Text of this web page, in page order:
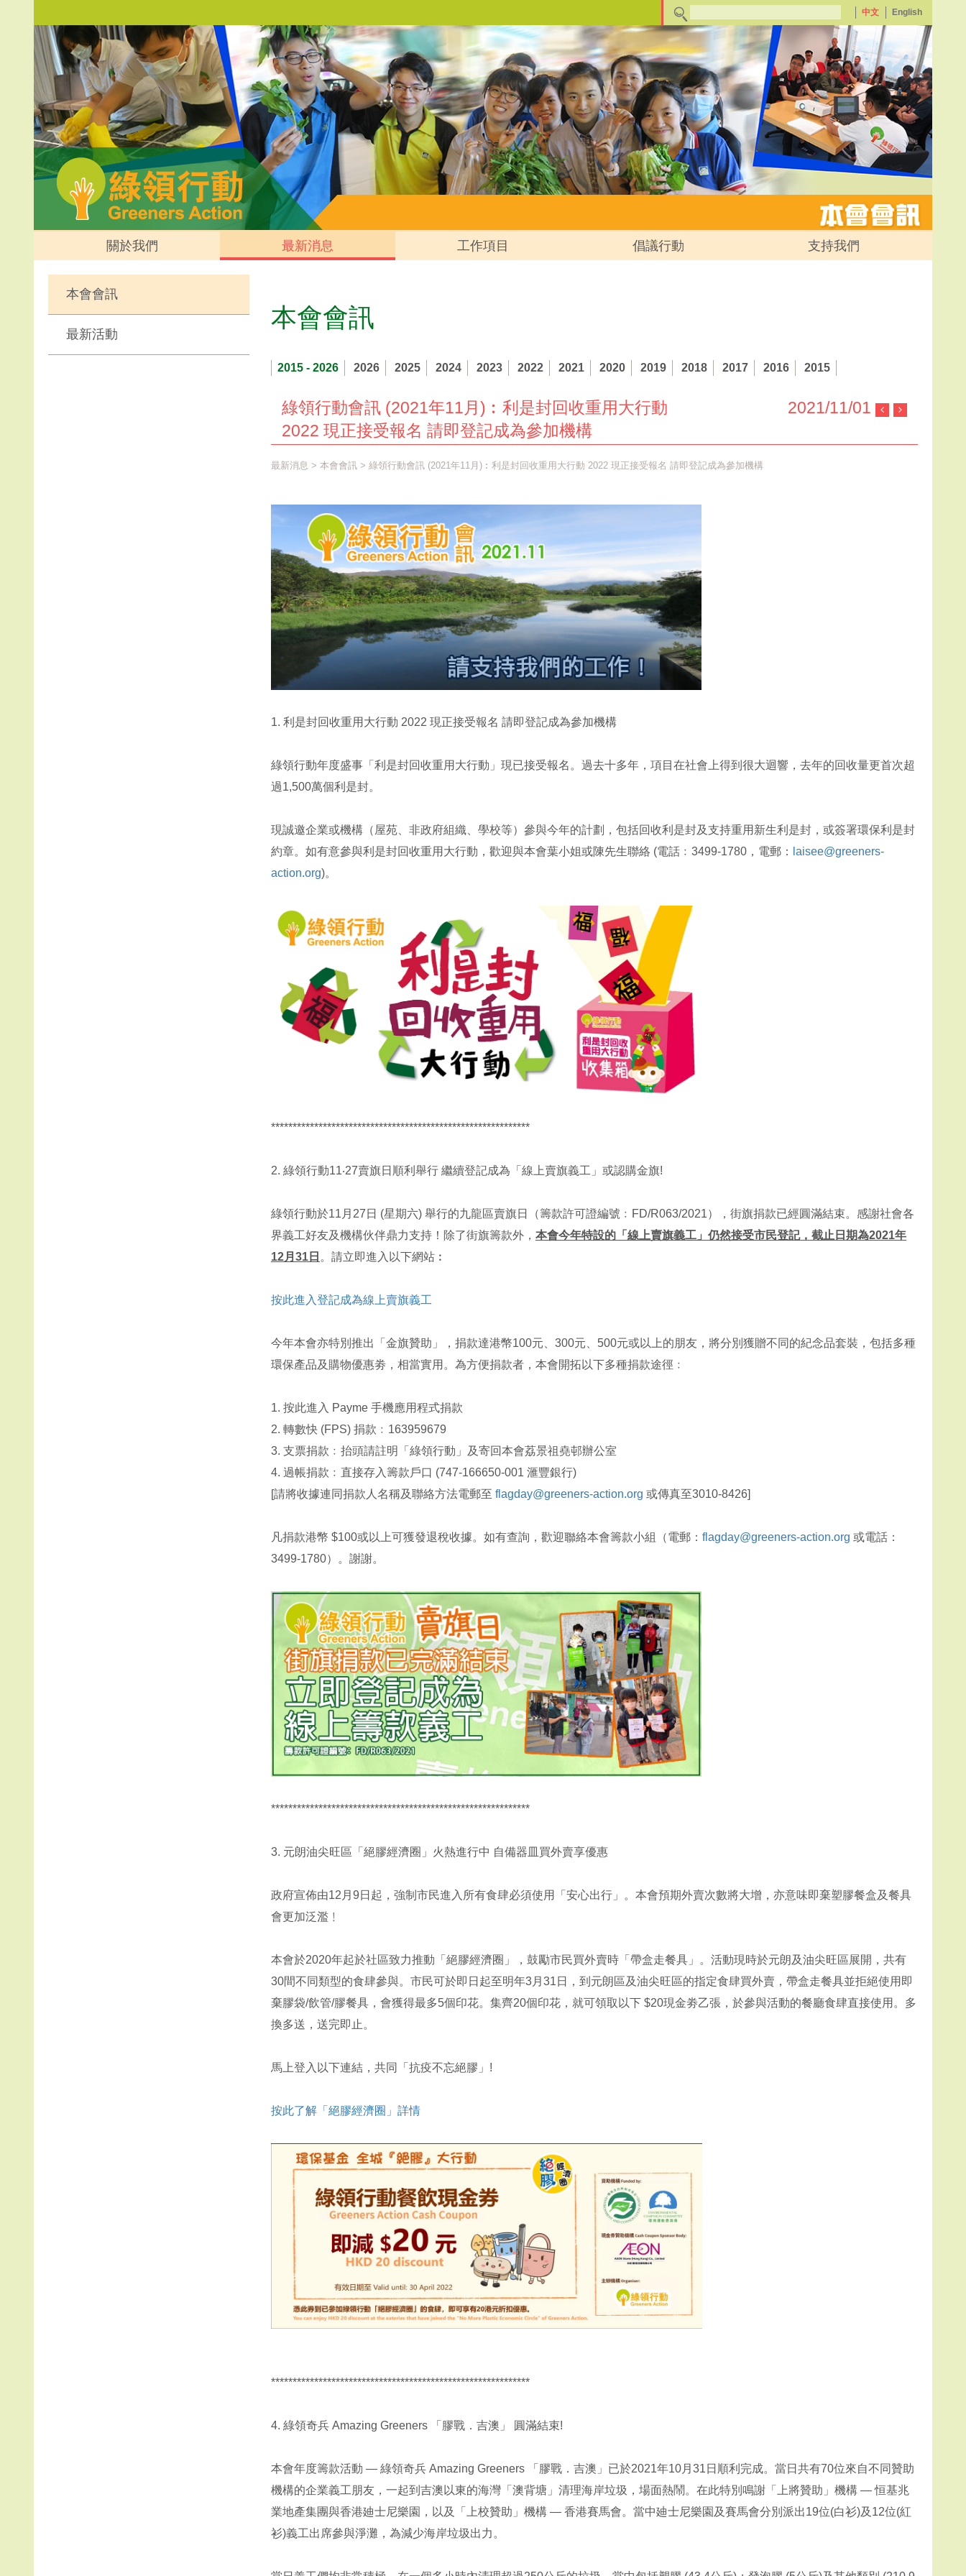
中文 English
關於我們 最新消息 工作項目 倡議行動 支持我們
本會會訊
最新活動
本會會訊
2015 - 2026 2026 2025 2024 2023 2022 2021 2020 2019 2018 2017 2016 2015
綠領行動會訊 (2021年11月)︰利是封回收重用大行動
2022 現正接受報名 請即登記成為參加機構
2021/11/01
最新消息 > 本會會訊 > 綠領行動會訊 (2021年11月)︰利是封回收重用大行動 2022 現正接受報名 請即登記成為參加機構
1. 利是封回收重用大行動 2022 現正接受報名 請即登記成為參加機構
綠領行動年度盛事「利是封回收重用大行動」現已接受報名。過去十多年，項目在社會上得到很大迴響，去年的回收量更首次超
過1,500萬個利是封。
現誠邀企業或機構（屋苑、非政府組織、學校等）參與今年的計劃，包括回收利是封及支持重用新生利是封，或簽署環保利是封
約章。如有意參與利是封回收重用大行動，歡迎與本會葉小姐或陳先生聯絡 (電話﹕3499-1780，電郵：
laisee@greeners-
action.org)。
************************************************************
2. 綠領行動11‧27賣旗日順利舉行 繼續登記成為「線上賣旗義工」或認購金旗!
綠領行動於11月27日 (星期六) 舉行的九龍區賣旗日（籌款許可證編號﹕FD/R063/2021），街旗捐款已經圓滿結束。感謝社會各
界義工好友及機構伙伴鼎力支持！除了街旗籌款外， 本會今年特設的「線上賣旗義工」仍然接受市民登記，截止日期為2021年
12月31日 。請立即進入以下網站︰
按此進入登記成為線上賣旗義工
今年本會亦特別推出「金旗贊助」，捐款達港幣100元、300元、500元或以上的朋友，將分別獲贈不同的紀念品套裝，包括多種
環保產品及購物優惠劵，相當實用。為方便捐款者，本會開拓以下多種捐款途徑﹕
1. 按此進入 Payme 手機應用程式捐款
2. 轉數快 (FPS) 捐款﹕163959679
3. 支票捐款﹕抬頭請註明「綠領行動」及寄回本會荔景祖堯邨辦公室
4. 過帳捐款﹕直接存入籌款戶口 (747-166650-001 滙豐銀行)
[請將收據連同捐款人名稱及聯絡方法電郵至 flagday@greeners-action.org 或傳真至3010-8426]
凡捐款港幣 $100或以上可獲發退稅收據。如有查詢，歡迎聯絡本會籌款小組（電郵： flagday@greeners-action.org 或電話：
3499-1780）。謝謝。
************************************************************
3. 元朗油尖旺區「絕膠經濟圈」火熱進行中 自備器皿買外賣享優惠
政府宣佈由12月9日起，強制市民進入所有食肆必須使用「安心出行」。本會預期外賣次數將大增，亦意味即棄塑膠餐盒及餐具
會更加泛濫﹗
本會於2020年起於社區致力推動「絕膠經濟圈」，鼓勵市民買外賣時「帶盒走餐具」。活動現時於元朗及油尖旺區展開，共有
30間不同類型的食肆參與。市民可於即日起至明年3月31日，到元朗區及油尖旺區的指定食肆買外賣，帶盒走餐具並拒絕使用即
棄膠袋/飲管/膠餐具，會獲得最多5個印花。集齊20個印花，就可領取以下 $20現金劵乙張，於參與活動的餐廳食肆直接使用。多
換多送，送完即止。
馬上登入以下連結，共同「抗疫不忘絕膠」!
按此了解「絕膠經濟圈」詳情
************************************************************
4. 綠領奇兵 Amazing Greeners 「膠戰．吉澳」 圓滿結束!
本會年度籌款活動 — 綠領奇兵 Amazing Greeners 「膠戰．吉澳」已於2021年10月31日順利完成。當日共有70位來自不同贊助
機構的企業義工朋友，一起到吉澳以東的海灣「澳背塘」清理海岸垃圾，場面熱鬧。在此特別鳴謝「上將贊助」機構 — 恒基兆
業地產集團與香港廸士尼樂園，以及「上校贊助」機構 — 香港賽馬會。當中廸士尼樂園及賽馬會分別派出19位(白衫)及12位(紅
衫)義工出席參與淨灘，為減少海岸垃圾出力。